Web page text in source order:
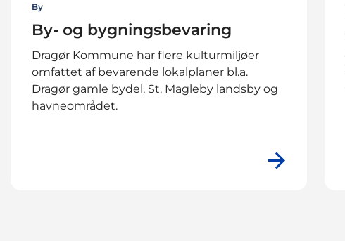
By
By- og bygningsbevaring
Dragør Kommune har flere kulturmiljøer
omfattet af bevarende lokalplaner bl.a.
Dragør gamle bydel, St. Magleby landsby og
havneområdet.